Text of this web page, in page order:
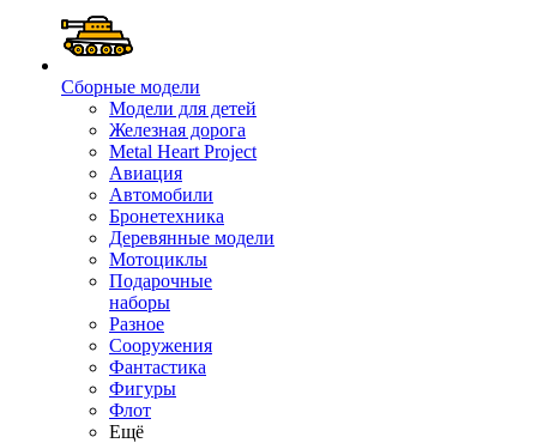
Сборные модели
Модели для детей
Железная дорога
Metal Heart Project
Авиация
Автомобили
Бронетехника
Деревянные модели
Мотоциклы
Подарочные
наборы
Разное
Сооружения
Фантастика
Фигуры
Флот
Ещё